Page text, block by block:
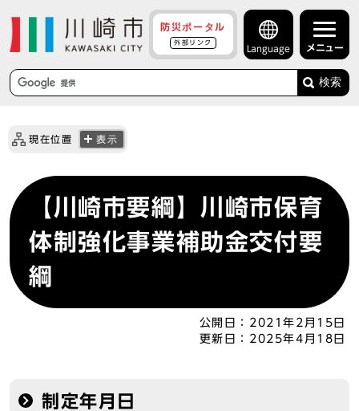
防災ポータル
外部リンク
Language メニュー
検索
現在位置 表示
【川崎市要綱】川崎市保育
体制強化事業補助金交付要
綱
公開日： 2021年2月15日
更新日： 2025年4月18日
制定年月日